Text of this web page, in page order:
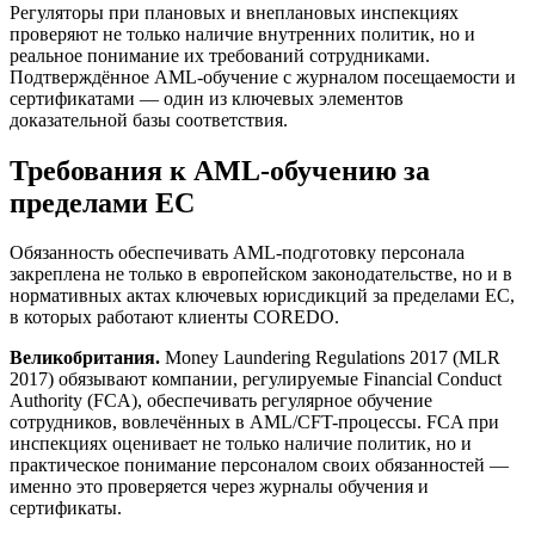
Регуляторы при плановых и внеплановых инспекциях
проверяют не только наличие внутренних политик, но и
реальное понимание их требований сотрудниками.
Подтверждённое AML-обучение с журналом посещаемости и
сертификатами — один из ключевых элементов
доказательной базы соответствия.
Требования к AML-обучению за
пределами ЕС
Обязанность обеспечивать AML-подготовку персонала
закреплена не только в европейском законодательстве, но и в
нормативных актах ключевых юрисдикций за пределами ЕС,
в которых работают клиенты COREDO.
Великобритания. Money Laundering Regulations 2017 (MLR
2017) обязывают компании, регулируемые Financial Conduct
Authority (FCA), обеспечивать регулярное обучение
сотрудников, вовлечённых в AML/CFT-процессы. FCA при
инспекциях оценивает не только наличие политик, но и
практическое понимание персоналом своих обязанностей —
именно это проверяется через журналы обучения и
сертификаты.